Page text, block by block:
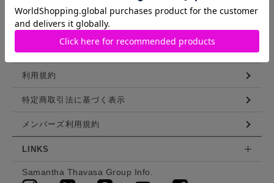
ログイン
会員登録
利用規約
特定商取引法に基づく表示
メンバーズ利用規約
LINKS
Samantha Thavasa Group Info.